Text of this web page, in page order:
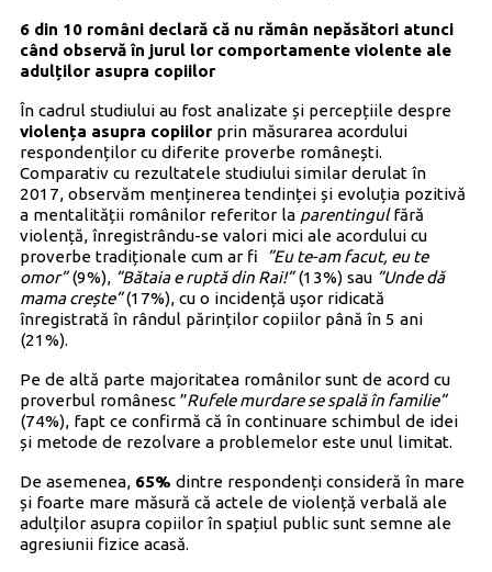
6 din 10 români declară că nu rămân nepăsători atunci
când observă în jurul lor comportamente violente ale
adulților asupra copiilor
În cadrul studiului au fost analizate și percepțiile despre
violența asupra copiilorprin măsurarea acordului
respondenților cu diferite proverbe românești.
Comparativ cu rezultatele studiului similar derulat în
2017, observăm menținerea tendinței și evoluția pozitivă
a mentalității românilor referitor la parentingulfără
violență, înregistrându-se valori mici ale acordului cu
proverbe tradiționale cum ar fi
”Eu te-am facut, eu te
omor”(9%), ”Bătaia e ruptă din Rai!”(13%) sau ”Unde dă
mama crește”(17%), cu o incidență ușor ridicată
înregistrată în rândul părinților copiilor până în 5 ani
(21%).
Pe de altă parte majoritatea românilor sunt de acord cu
proverbul românesc ”Rufele murdare se spală în familie”
(74%), fapt ce confirmă că în continuare schimbul de idei
și metode de rezolvare a problemelor este unul limitat.
De asemenea, 65% dintre respondenți consideră în mare
și foarte mare măsură că actele de violență verbală ale
adulților asupra copiilor în spațiul public sunt semne ale
agresiunii fizice acasă.